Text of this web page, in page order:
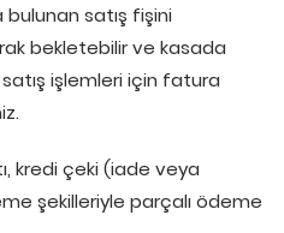
bulunan satış fişini
bekletebilir ve kasada
işlemleri için fatura
kredi çeki (iade veya
şekilleriyle parçalı ödeme